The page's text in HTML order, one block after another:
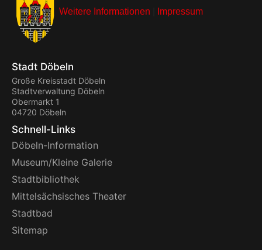
Stadt Döbeln
Große Kreisstadt Döbeln
Stadtverwaltung Döbeln
Obermarkt 1
04720 Döbeln
Schnell-Links
Döbeln-Information
Museum/Kleine Galerie
Stadtbibliothek
Mittelsächsisches Theater
Stadtbad
Sitemap
Weitere Informationen Impressum